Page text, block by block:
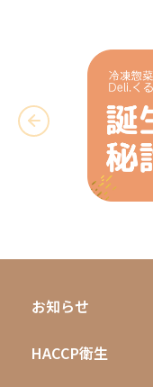
お知らせ
HACCP衛生